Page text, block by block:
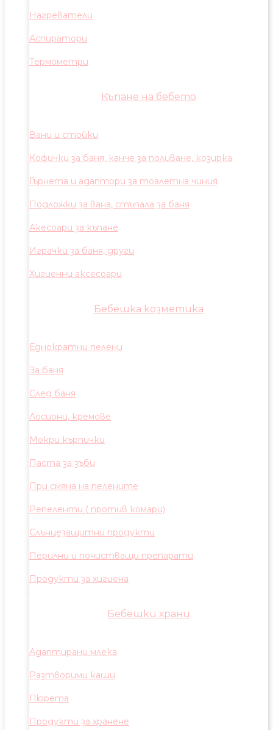
Нагреватели
Аспиратори
Термометри
Къпане на бебето
Вани и стойки
Кофички за баня, канче за поливане, козирка
Гърнета и адаптори за тоалетна чиния
Подложки за вана, стъпала за баня
Акесоари за къпане
Играчки за баня, други
Хигиенни аксесоари
Бебешка козметика
Еднократни пелени
За баня
След баня
Лосиони, кремове
Мокри кърпички
Паста за зъби
При смяна на пелените
Репеленти ( против комари)
Слънцезащитни продукти
Перилни и почистващи препарати
Продукти за хигиена
Бебешки храни
Адаптирани млека
Разтворими каши
Пюрета
Продукти за хранене